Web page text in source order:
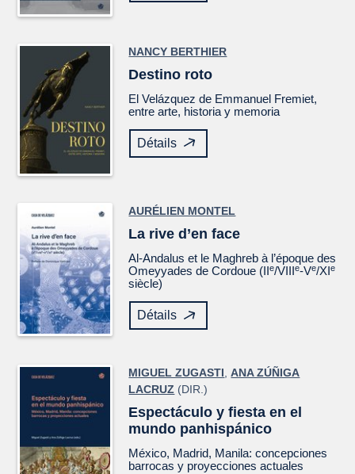
NANCY BERTHIER
Destino roto
ElVelázquez de Emmanuel Fremiet,
entre arte, historia y memoria
Détails
AURÉLIEN MONTEL
La rive d’en face
Al-Andalus et le Maghreb à l’époque des
Omeyyades de Cordoue (IIe/VIIIe-Ve/XIe
siècle)
Détails
MIGUEL ZUGASTI,ANA ZÚÑIGA
LACRUZ (DIR.)
Espectáculo y fiesta en el
mundo panhispánico
México, Madrid, Manila: concepciones
barrocas y proyecciones actuales